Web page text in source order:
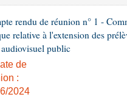
rendu de réunion n° 1 -
relative à l'extension des
audiovisuel public
de
:
2024